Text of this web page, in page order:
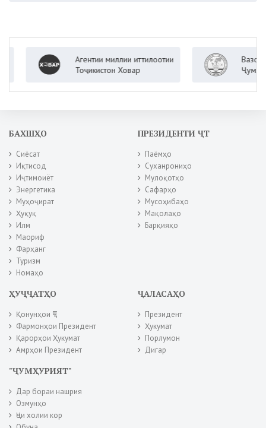
Агентии миллии иттилоотии
Тоҷикистон Ховар
Вазорати
Ҷумҳурии
БАХШҲО
Сиёсат
Иқтисод
Иҷтимоиёт
Энергетика
Муҳоҷират
Ҳуқуқ
Илм
Маориф
Фарҳанг
Туризм
Номаҳо
ПРЕЗИДЕНТИ ҶТ
Паёмҳо
Суханрониҳо
Мулоқотҳо
Сафарҳо
Мусоҳибаҳо
Мақолаҳо
Барқияҳо
ҲУҶҶАТҲО
Қонунҳои ҶТ
Фармонҳои Президент
Қарорҳои Ҳукумат
Амрҳои Президент
ҶАЛАСАҲО
Президент
Ҳукумат
Порлумон
Дигар
"ҶУМҲУРИЯТ"
Дар бораи нашрия
Озмунҳо
Ҷои холии кор